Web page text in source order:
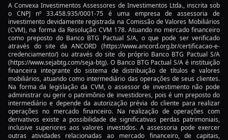
O impacto da inteligência artificial nas big techs e o
mercado
Por que o Pax Gold é a nova forma de investir em
ouro?
ETFs setoriais e o impacto da IA nos investimentos
em 2026
Como o Planejamento Sucessório Pode Assegurar o
Futuro de seus Investimentos
Como Utilizar Serviços Bancários para Alavancar
A Convexa Investimentos Assessores de Investimentos Ltda., inscrita sob
o CNPJ nº 33.458.935/0001-75 é uma empresa de assessoria de
investimento devidamente registrada na Comissão de Valores Mobiliários
(CVM), na forma da Resolução CVM 178. Atuando no mercado financeiro
como preposto do Banco BTG Pactual S/A, o que pode ser verificado
através do site da ANCORD (https://www.ancord.org.br/certificacao-e-
credenciamento/) ou através do site do próprio Banco BTG Pactual S/A
(https://www.sejabtg.com/seja-btg). O Banco BTG Pactual S/A é instituição
financeira integrante do sistema de distribuição de títulos e valores
mobiliários, atuando como intermediário das operações de seus clientes.
Na forma da legislação da CVM, o assessor de investimento não pode
administrar ou gerir o patrimônio de investidores, pois é um preposto do
intermediário e depende da autorização prévia do cliente para realizar
operações no mercado financeiro. Na realização de operações com
derivativos existe a possibilidade de significativas perdas patrimoniais,
inclusive superiores aos valores investidos. A assessoria pode exercer
outras atividades relacionadas ao mercado financeiro, de capitais,